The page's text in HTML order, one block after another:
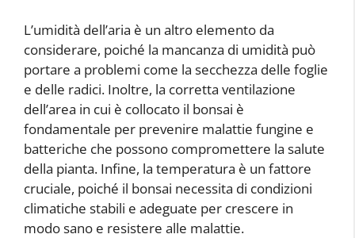
L’umidità dell’aria è un altro elemento da
considerare, poiché la mancanza di umidità può
portare a problemi come la secchezza delle foglie
e delle radici. Inoltre, la corretta ventilazione
dell’area in cui è collocato il bonsai è
fondamentale per prevenire malattie fungine e
batteriche che possono compromettere la salute
della pianta. Infine, la temperatura è un fattore
cruciale, poiché il bonsai necessita di condizioni
climatiche stabili e adeguate per crescere in
modo sano e resistere alle malattie.